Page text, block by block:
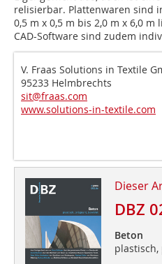
relisierbar. Plattenwaren sind
0,5 m x 0,5 m bis 2,0 m x 6,0
CAD-Software sind zudem
V. Fraas Solutions in Textile
95233 Helmbrechts
sit@fraas.com
www.solutions-in-textile.com
Dieser
DBZ
Beton